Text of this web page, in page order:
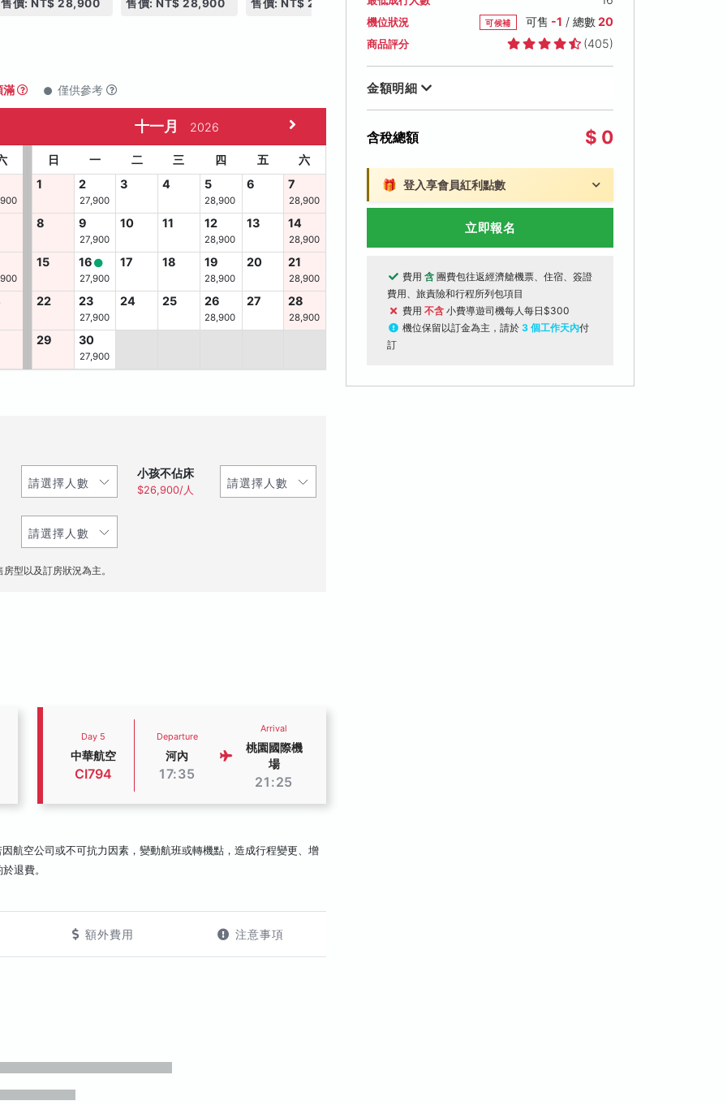
售價: NT$ 28,900 售價: NT$ 28,900 售價: NT$ 27,900 售價: NT$ 27,900
滿 僅供參考
十一月 2026
日 一 二 三 四 五
六
1
2
27,900
3 4 5
28,900
6 7
28,900
8 9
27,900
10 11 12
28,900
13 14
28,900
15 16
27,900
17 18 19
28,900
20 21
28,900
22 23
27,900
24 25 26
28,900
27 28
28,900
29 30
27,900
小孩不佔床
$26,900/人
型以及訂房狀況為主。
Day 5
中華航空
CI794
Departure
河內
17:35
Arrival
桃園國際機
場
21:25
航空公司或不可抗力因素，變動航班或轉機點，造成行程變更、增
退費。
額外費用 注意事項
機位狀況 可候補 可售 -1 / 總數20
商品評分 (405)
金額明細
含稅總額 $ 0
🎁 登入享會員紅利點數
立即報名
費用 含 團費包往返經濟艙機票、住宿、簽證
費用、旅責險和行程所列包項目
費用 不含 小費導遊司機每人每日$300
機位保留以訂金為主，請於 3 個工作天內付
訂